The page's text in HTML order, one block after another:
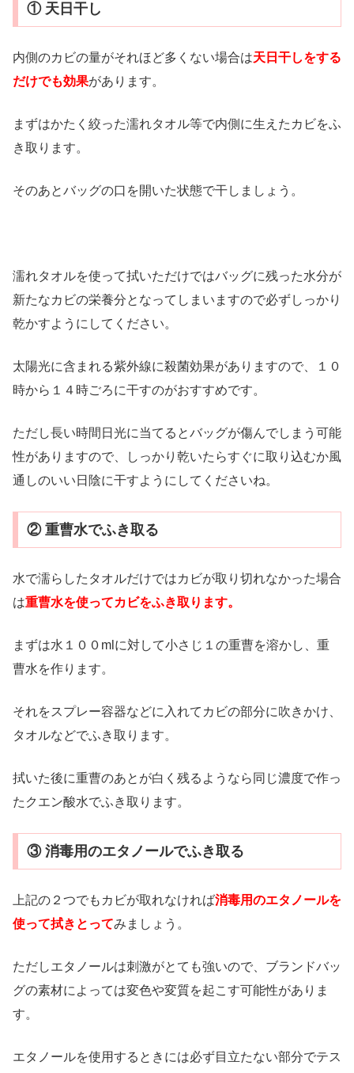
① 天日干し
内側のカビの量がそれほど多くない場合は天日干しをする
だけでも効果があります。
まずはかたく絞った濡れタオル等で内側に生えたカビをふ
き取ります。
そのあとバッグの口を開いた状態で干しましょう。
濡れタオルを使って拭いただけではバッグに残った水分が
新たなカビの栄養分となってしまいますので必ずしっかり
乾かすようにしてください。
太陽光に含まれる紫外線に殺菌効果がありますので、１０
時から１４時ごろに干すのがおすすめです。
ただし長い時間日光に当てるとバッグが傷んでしまう可能
性がありますので、しっかり乾いたらすぐに取り込むか風
通しのいい日陰に干すようにしてくださいね。
② 重曹水でふき取る
水で濡らしたタオルだけではカビが取り切れなかった場合
は重曹水を使ってカビをふき取ります。
まずは水１００mlに対して小さじ１の重曹を溶かし、重
曹水を作ります。
それをスプレー容器などに入れてカビの部分に吹きかけ、
タオルなどでふき取ります。
拭いた後に重曹のあとが白く残るようなら同じ濃度で作っ
たクエン酸水でふき取ります。
③ 消毒用のエタノールでふき取る
上記の２つでもカビが取れなければ消毒用のエタノールを
使って拭きとってみましょう。
ただしエタノールは刺激がとても強いので、ブランドバッ
グの素材によっては変色や変質を起こす可能性がありま
す。
エタノールを使用するときには必ず目立たない部分でテス